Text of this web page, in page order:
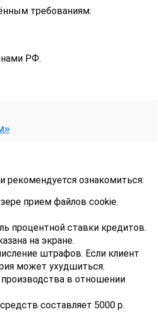
требованиям:
РФ.
ознакомиться:
прием файлов cookie.
процентной ставки кредитов.
на экране.
штрафов. Если клиент
может ухудшиться.
в отношении
составляет 5000 р.